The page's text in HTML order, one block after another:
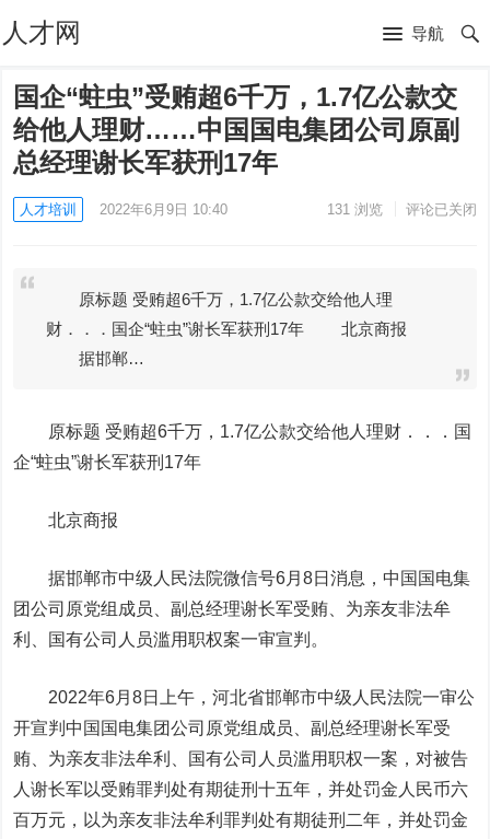
人才网 导航
国企“蛀虫”受贿超6千万，1.7亿公款交
给他人理财……中国国电集团公司原副
总经理谢长军获刑17年
人才培训 2022年6月9日 10:40 131浏览 评论已关闭
原标题 受贿超6千万，1.7亿公款交给他人理
财．．．国企“蛀虫”谢长军获刑17年 北京商报
据邯郸…
原标题 受贿超6千万，1.7亿公款交给他人理财．．．国
企“蛀虫”谢长军获刑17年
北京商报
据邯郸市中级人民法院微信号6月8日消息，中国国电集
团公司原党组成员、副总经理谢长军受贿、为亲友非法牟
利、国有公司人员滥用职权案一审宣判。
2022年6月8日上午，河北省邯郸市中级人民法院一审公
开宣判中国国电集团公司原党组成员、副总经理谢长军受
贿、为亲友非法牟利、国有公司人员滥用职权一案，对被告
人谢长军以受贿罪判处有期徒刑十五年，并处罚金人民币六
百万元，以为亲友非法牟利罪判处有期徒刑二年，并处罚金